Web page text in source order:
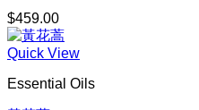
$459.00
Quick View
Essential Oils